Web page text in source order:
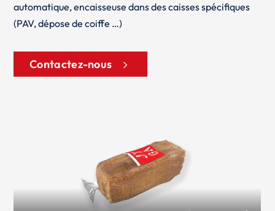
automatique, encaisseuse dans des caisses spécifiques
(PAV, dépose de coiffe …)
Contactez-nous